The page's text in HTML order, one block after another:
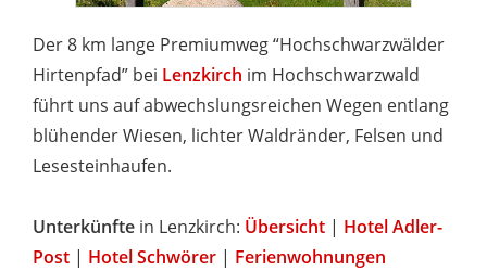
Der 8 km lange Premiumweg “Hochschwarzwälder
Hirtenpfad” bei Lenzkirch im Hochschwarzwald
führt uns auf abwechslungsreichen Wegen entlang
blühender Wiesen, lichter Waldränder, Felsen und
Lesesteinhaufen.
Unterkünfte in Lenzkirch: Übersicht | Hotel Adler-
Post | Hotel Schwörer | Ferienwohnungen